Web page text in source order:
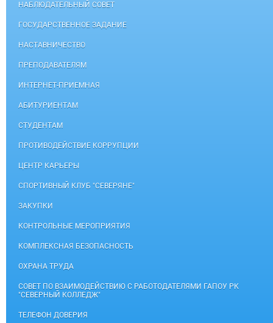
НАБЛЮДАТЕЛЬНЫЙ СОВЕТ
ГОСУДАРСТВЕННОЕ ЗАДАНИЕ
НАСТАВНИЧЕСТВО
ПРЕПОДАВАТЕЛЯМ
ИНТЕРНЕТ-ПРИЕМНАЯ
АБИТУРИЕНТАМ
СТУДЕНТАМ
ПРОТИВОДЕЙСТВИЕ КОРРУПЦИИ
ЦЕНТР КАРЬЕРЫ
СПОРТИВНЫЙ КЛУБ "СЕВЕРЯНЕ"
ЗАКУПКИ
КОНТРОЛЬНЫЕ МЕРОПРИЯТИЯ
КОМПЛЕКСНАЯ БЕЗОПАСНОСТЬ
ОХРАНА ТРУДА
СОВЕТ ПО ВЗАИМОДЕЙСТВИЮ С РАБОТОДАТЕЛЯМИ ГАПОУ РК
"СЕВЕРНЫЙ КОЛЛЕДЖ"
ТЕЛЕФОН ДОВЕРИЯ